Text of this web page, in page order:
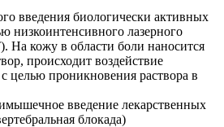
введения биологически активных
низкоинтенсивного лазерного
На кожу в области боли наносится
происходит воздействие
целью проникновения раствора в
введение лекарственных
блокада)